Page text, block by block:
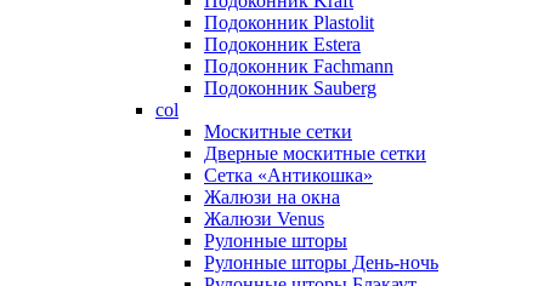
Подоконник Plastolit
Подоконник Estera
Подоконник Fachmann
Подоконник Sauberg
col
Москитные сетки
Дверные москитные сетки
Сетка «Антикошка»
Жалюзи на окна
Жалюзи Venus
Рулонные шторы
Рулонные шторы День-ночь